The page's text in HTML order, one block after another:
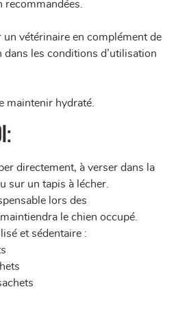
recommandées.
un vétérinaire en complément de
dans les conditions d’utilisation
maintenir hydraté.
directement, à verser dans la
sur un tapis à lécher.
lors des
le chien occupé.
et sédentaire :